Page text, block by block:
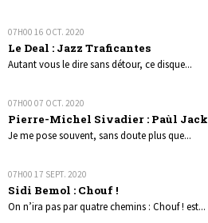
07H00 16 OCT. 2020
Le Deal : Jazz Traficantes
Autant vous le dire sans détour, ce disque...
07H00 07 OCT. 2020
Pierre-Michel Sivadier : Paùl Jack
Je me pose souvent, sans doute plus que...
07H00 17 SEPT. 2020
Sidi Bemol : Chouf !
On n’ira pas par quatre chemins : Chouf ! est...